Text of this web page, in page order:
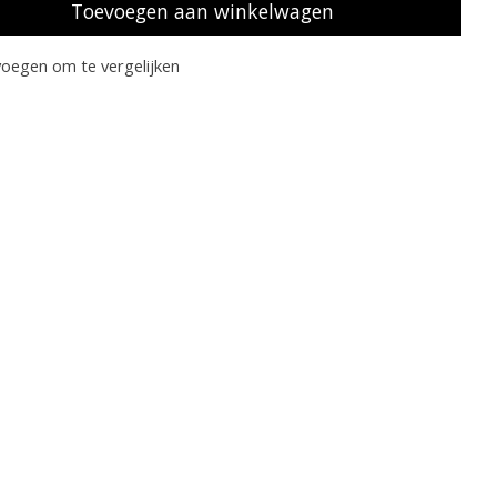
Toevoegen aan winkelwagen
om te vergelijken